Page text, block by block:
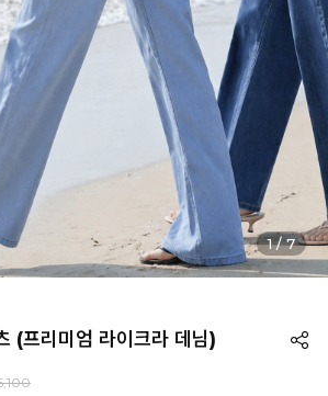
1 / 7
(프리미엄 라이크라 데님)